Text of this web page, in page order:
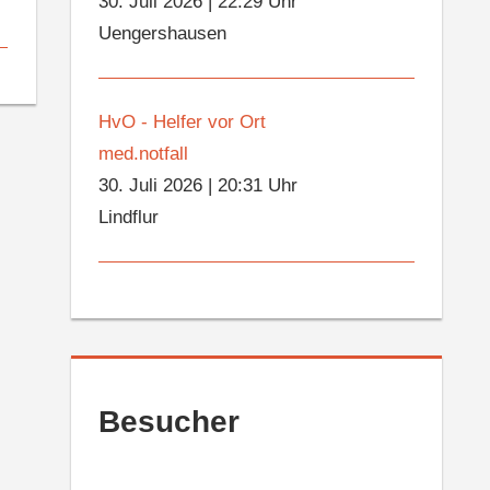
Uengershausen
HvO - Helfer vor Ort
med.notfall
30. Juli 2026 |20:31 Uhr
Lindflur
Besucher